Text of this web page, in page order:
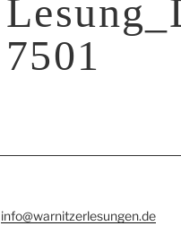
7501
info@warnitzerlesungen.de